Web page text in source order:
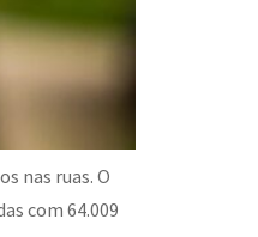
nas ruas. O
com 64.009